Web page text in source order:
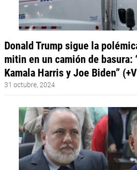
Donald Trump sigue la
mitin en un camión de basura:
Kamala Harris y Joe Biden”
31 octubre, 2024